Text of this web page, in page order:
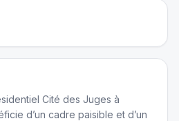
Cité des Juges à
d’un cadre paisible et d’un